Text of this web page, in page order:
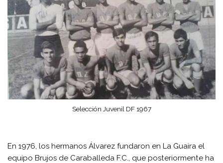
Selección Juvenil DF 1967
En 1976, los hermanos Álvarez fundaron en La Guaira el
equipo Brujos de Caraballeda F.C., que posteriormente ha